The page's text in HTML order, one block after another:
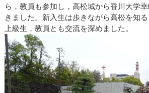
ら，教員も参加し，高松城から香川大学
きました。新入生は歩きながら高松を知
上級生，教員とも交流を深めました。